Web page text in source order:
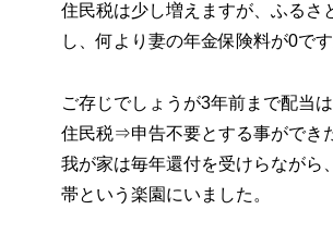
住民税は少し増えますが、ふるさ
し、何より妻の年金保険料が0です
ご存じでしょうが3年前まで配当
住民税⇒申告不要とする事ができ
我が家は毎年還付を受けらながら
帯という楽園にいました。